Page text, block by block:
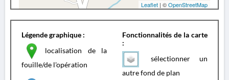
Leaflet | ©OpenStreetMap
Légende graphique :
localisation de la
fouille/de l'opération
Fonctionnalités de la carte
:
sélectionner un
autre fond de plan